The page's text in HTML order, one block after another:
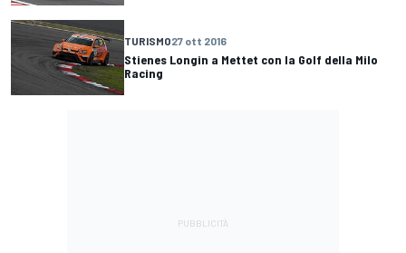
TURISMO27 ott 2016
Stienes Longin a Mettet con la Golf della Milo
Racing